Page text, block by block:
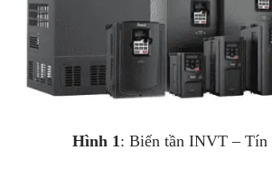
Hình 1: Biến tần INVT – Tín